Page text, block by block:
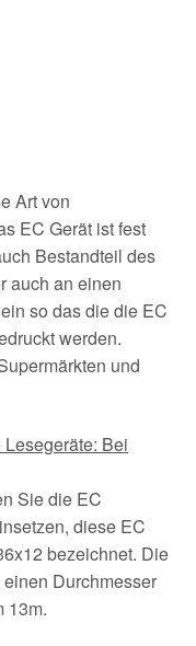
Art von
EC Gerät ist fest
Bestandteil des
auch an einen
so das die die EC
werden.
und
Bei
Sie die EC
diese EC
bezeichnet. Die
Durchmesser
13m.